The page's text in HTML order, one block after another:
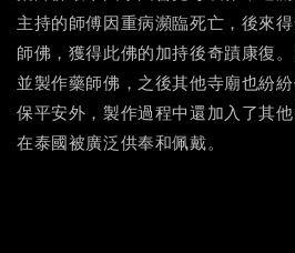
主持的師傅因重病瀕臨死亡，後來
師佛，獲得此佛的加持後奇蹟康復
並製作藥師佛，之後其他寺廟也紛
保平安外，製作過程中還加入了其
在泰國被廣泛供奉和佩戴。